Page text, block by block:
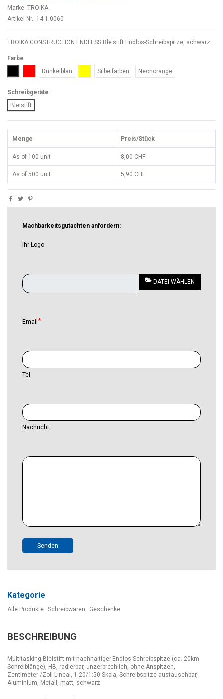
Marke: TROIKA
Artikel-Nr.: 14.1.0060
TROIKA CONSTRUCTION ENDLESS Bleistift Endlos-Schreibspitze, schwarz
Farbe
Dunkelblau Silberfarben Neonorange
Schreibgeräte
Bleistift
Menge Preis/Stück
As of 100 unit 8,00 CHF
As of 500 unit 5,90 CHF
Machbarkeitsgutachten anfordern:
Ihr Logo
DATEI WÄHLEN
Email
Tel
Nachricht
Senden
Kategorie
Alle Produkte Schreibwaren Geschenke
BESCHREIBUNG
Multitasking-Bleistift mit nachhaltiger Endlos-Schreibspitze (ca. 20km
Schreiblänge), HB, radierbar, unzerbrechlich, ohne Anspitzen,
Zentimeter-/Zoll-Lineal, 1:20/1:50 Skala, Schreibspitze austauschbar,
Aluminium, Metall, matt, schwarz